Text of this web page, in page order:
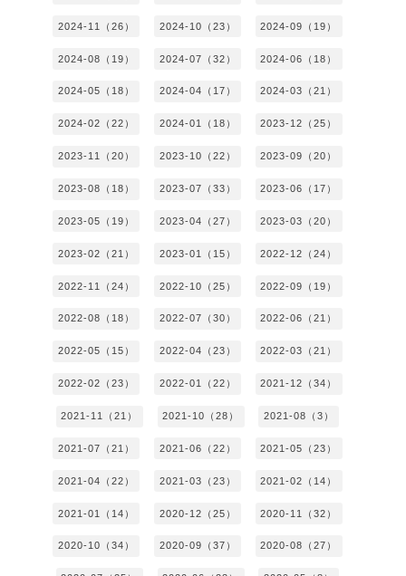
2024-11（26） 2024-10（23） 2024-09（19）
2024-08（19） 2024-07（32） 2024-06（18）
2024-05（18） 2024-04（17） 2024-03（21）
2024-02（22） 2024-01（18） 2023-12（25）
2023-11（20） 2023-10（22） 2023-09（20）
2023-08（18） 2023-07（33） 2023-06（17）
2023-05（19） 2023-04（27） 2023-03（20）
2023-02（21） 2023-01（15） 2022-12（24）
2022-11（24） 2022-10（25） 2022-09（19）
2022-08（18） 2022-07（30） 2022-06（21）
2022-05（15） 2022-04（23） 2022-03（21）
2022-02（23） 2022-01（22） 2021-12（34）
2021-11（21） 2021-10（28） 2021-08（3）
2021-07（21） 2021-06（22） 2021-05（23）
2021-04（22） 2021-03（23） 2021-02（14）
2021-01（14） 2020-12（25） 2020-11（32）
2020-10（34） 2020-09（37） 2020-08（27）